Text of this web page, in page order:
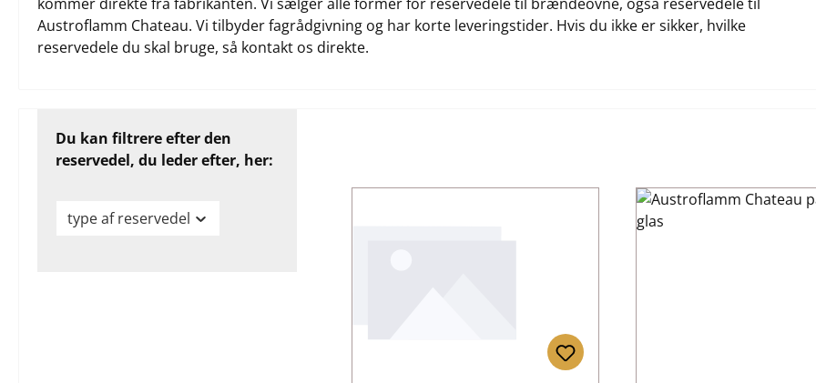
Austroflamm Chateau. Vi tilbyder fagrådgivning og har korte leveringstider. Hvis du ikke er sikker, hvilke
reservedele du skal bruge, så kontakt os direkte.
Du kan filtrere efter den
reservedel, du leder efter, her:
type af reservedel